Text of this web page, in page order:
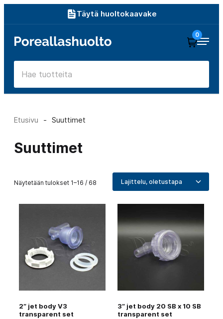
sisältöön
Täytä huoltokaavake
Poreallashuolto
0
Etusivu - Suuttimet
Suuttimet
Näytetään tulokset 1–16 / 68
2″ jet body V3
transparent set
3″ jet body 20 SB x 10 SB
transparent set